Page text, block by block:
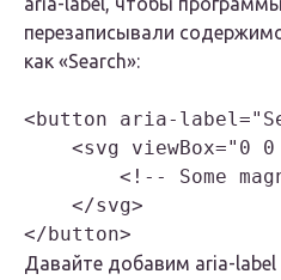
перезаписывали
как «Search»:
<button aria-
<svg viewBox="0 0
<!-- Some
    </svg>
</button>
Давайте добавим aria-